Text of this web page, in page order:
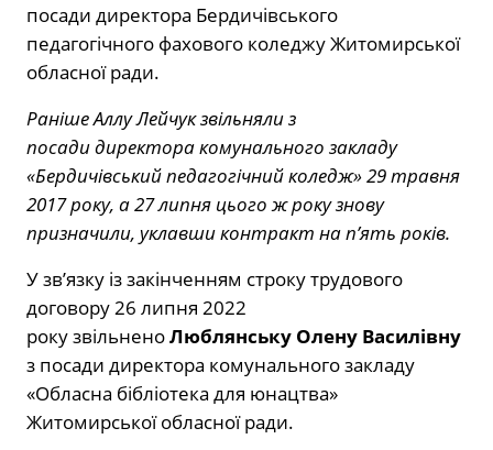
посади директора Бердичівського
педагогічного фахового коледжу Житомирської
обласної ради.
Раніше Аллу Лейчук звільняли з
посади директора комунального закладу
«Бердичівський педагогічний коледж» 29 травня
2017 року, а 27 липня цього ж року знову
призначили, уклавши контракт на п’ять років.
У зв’язку із закінченням строку трудового
договору 26 липня 2022
року звільненоЛюблянську Олену Василівну
з посади директора комунального закладу
«Обласна бібліотека для юнацтва»
Житомирської обласної ради.